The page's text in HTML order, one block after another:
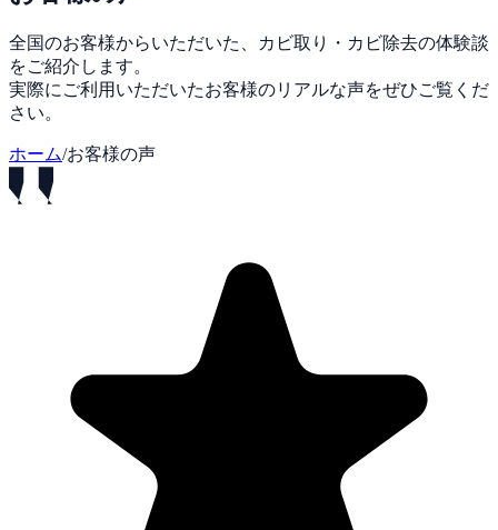
全国のお客様からいただいた、カビ取り・カビ除去の体験談
をご紹介します。
実際にご利用いただいたお客様のリアルな声をぜひご覧くだ
さい。
ホーム/お客様の声